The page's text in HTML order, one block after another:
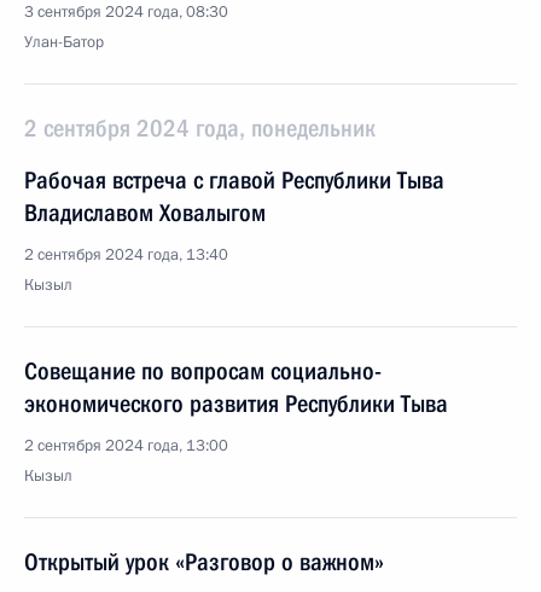
3 сентября 2024 года, 08:30
Улан-Батор
2 сентября 2024 года, понедельник
Рабочая встреча с главой Республики Тыва
Владиславом Ховалыгом
2 сентября 2024 года, 13:40
Кызыл
Совещание по вопросам социально-
экономического развития Республики Тыва
2 сентября 2024 года, 13:00
Кызыл
Открытый урок «Разговор о важном»